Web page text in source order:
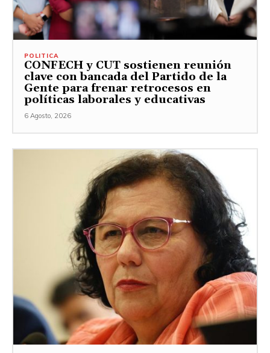
POLITICA
CONFECH y CUT sostienen reunión
clave con bancada del Partido de la
Gente para frenar retrocesos en
políticas laborales y educativas
6 Agosto, 2026